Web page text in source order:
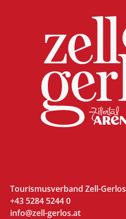
Tourismusverband Zell-Gerlos
+43 5284 5244 0
info@zell-gerlos.at